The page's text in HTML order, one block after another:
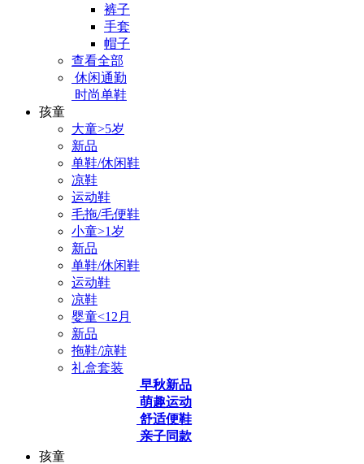
裤子
手套
帽子
查看全部
休闲通勤
时尚单鞋
孩童
大童>5岁
新品
单鞋/休闲鞋
凉鞋
运动鞋
毛拖/毛便鞋
小童>1岁
新品
单鞋/休闲鞋
运动鞋
凉鞋
婴童<12月
新品
拖鞋/凉鞋
礼盒套装
早秋新品
萌趣运动
舒适便鞋
亲子同款
孩童